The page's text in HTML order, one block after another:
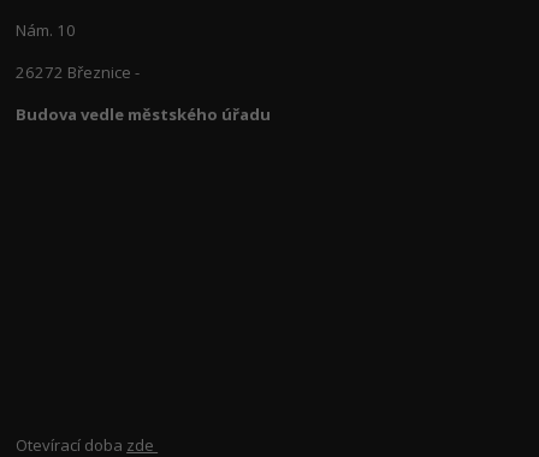
Nám. 10
26272 Březnice -
Budova vedle městského úřadu
Otevírací doba zde